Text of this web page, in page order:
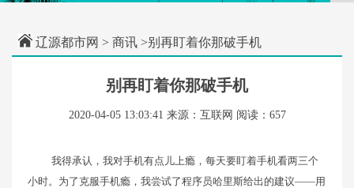
辽源都市网 > 商讯 >别再盯着你那破手机
别再盯着你那破手机
2020-04-05 13:03:41 来源：互联网 阅读：657
我得承认，我对手机有点儿上瘾，每天要盯着手机看两三个
小时。为了克服手机瘾，我尝试了程序员哈里斯给出的建议——用